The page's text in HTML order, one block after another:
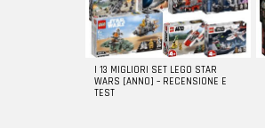
I 13 MIGLIORI SET LEGO STAR
WARS [ANNO] – RECENSIONE E
TEST